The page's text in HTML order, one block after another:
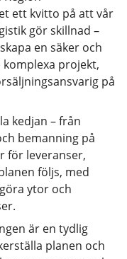
ett kvitto på att vår
gör skillnad –
en säker och
projekt,
på
kedjan – från
bemanning på
för leveranser,
följs, med
ytor och
är en tydlig
planen och